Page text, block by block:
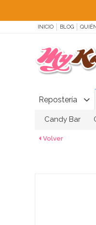
INICIO BLOG
Repostería
Candy Bar
Volver